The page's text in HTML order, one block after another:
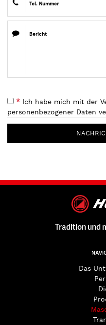
Tel. Nummer
Bericht
* Ich habe mich mit der
personenbezogener Daten
Tradition und
Das